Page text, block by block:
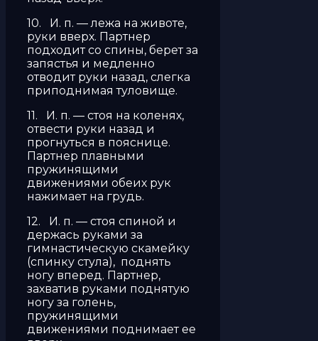
10. И. п. — лежа на животе,
руки вверх. Партнер
подходит со спины, берет за
запястья и медленно
отводит руки назад, слегка
приподнимая туловище.
11. И. п. — стоя на коленях,
отвести руки назад и
прогнуться в пояснице.
Партнер плавными
пружинящими
движениями обеих рук
нажимает на грудь.
12. И. п. — стоя спиной и
держась руками за
гимнастическую скамейку
(спинку стула), поднять
ногу вперед. Партнер,
захватив руками поднятую
ногу за голень,
пружинящими
движениями поднимает ее